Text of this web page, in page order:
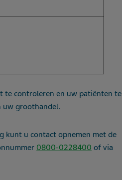
te controleren en uw patiënten te
uw groothandel.
kunt u contact opnemen met de
0800-0228400 of via